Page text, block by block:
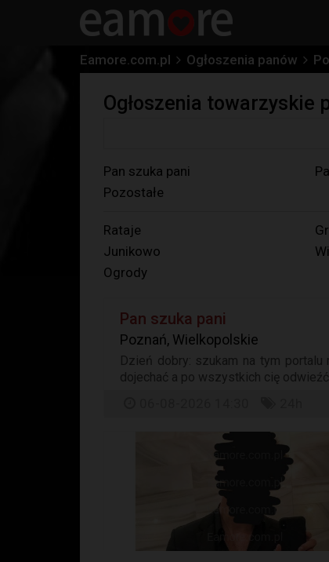
Eamore.com.pl Ogłoszenia panów
Ogłoszenia towarzyskie
Pan szuka pani
Pozostałe
Rataje
Junikowo
Ogrody
Pan szuka pani
Poznań, Wielkopolskie
Dzień dobry: szukam na tym
dojechać a po wszystkich cię